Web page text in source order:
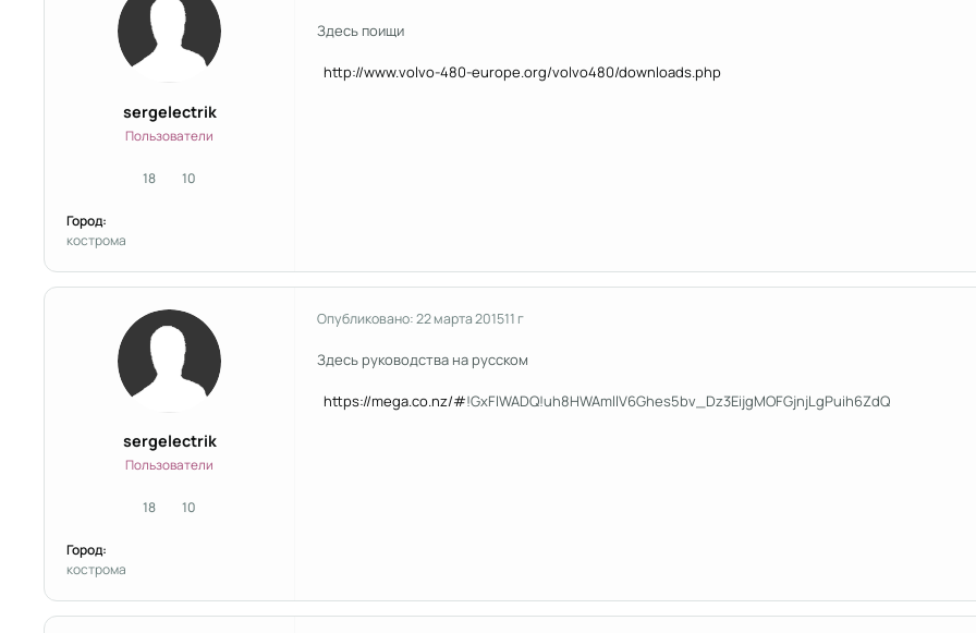
sergelectrik
Пользователи
18сообщения
10Репутация
Город:
кострома
Здесь поищи
http://www.volvo-480-europe.org/volvo480/downloads.php
sergelectrik
Пользователи
18сообщения
10Репутация
Город:
кострома
Опубликовано:22 марта 201511 г
Здесь руководства на русском
https://mega.co.nz/#!GxFlWADQ!uh8HWAmllV6Ghes5bv_Dz3EijgMOFGjnjLgPuih6ZdQ